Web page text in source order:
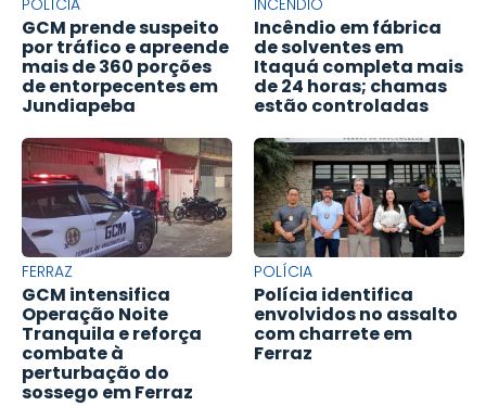
GCM prende suspeito
por tráfico e apreende
mais de 360 porções
de entorpecentes em
Jundiapeba
Incêndio em fábrica
de solventes em
Itaquá completa mais
de 24 horas; chamas
estão controladas
FERRAZ
GCM intensifica
Operação Noite
Tranquila e reforça
combate à
perturbação do
sossego em Ferraz
POLÍCIA
Polícia identifica
envolvidos no assalto
com charrete em
Ferraz